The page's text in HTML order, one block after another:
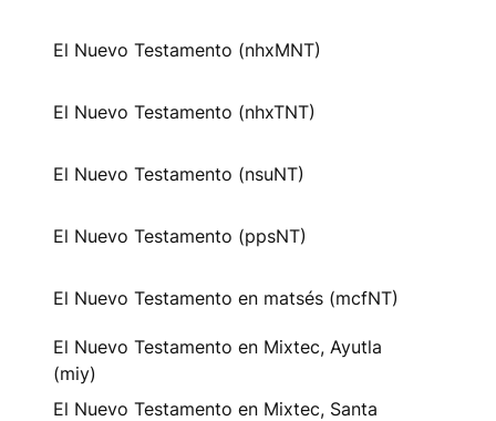
El Nuevo Testamento (nhxMNT)
El Nuevo Testamento (nhxTNT)
El Nuevo Testamento (nsuNT)
El Nuevo Testamento (ppsNT)
El Nuevo Testamento en matsés (mcfNT)
El Nuevo Testamento en Mixtec, Ayutla
(miy)
El Nuevo Testamento en Mixtec, Santa